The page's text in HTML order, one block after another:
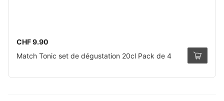
CHF 9.90
Match Tonic set de dégustation 20cl Pack de 4